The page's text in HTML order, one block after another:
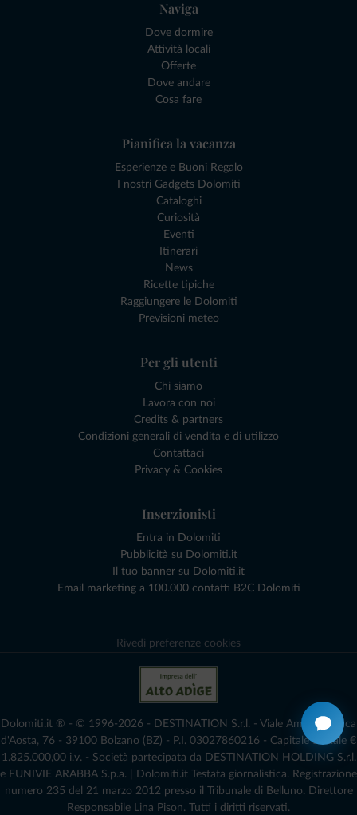
Naviga
Dove dormire
Attività locali
Offerte
Dove andare
Cosa fare
Pianifica la vacanza
Esperienze e Buoni Regalo
I nostri Gadgets Dolomiti
Cataloghi
Curiosità
Eventi
Itinerari
News
Ricette tipiche
Raggiungere le Dolomiti
Previsioni meteo
Per gli utenti
Chi siamo
Lavora con noi
Credits & partners
Condizioni generali di vendita e di utilizzo
Contattaci
Privacy & Cookies
Inserzionisti
Entra in Dolomiti
Pubblicità su Dolomiti.it
Il tuo banner su Dolomiti.it
Email marketing a 100.000 contatti B2C Dolomiti
Rivedi preferenze cookies
Dolomiti.it ® - © 1996-2026 - DESTINATION S.r.l. - Viale Amedeo Duca
d'Aosta, 76 - 39100 Bolzano (BZ) - P.I. 03027860216 - Capitale Sociale €
1.825.000,00 i.v. - Società partecipata da DESTINATION HOLDING S.r.l.
e FUNIVIE ARABBA S.p.a. | Dolomiti.it Testata giornalistica. Registrazione
numero 235 del 21 marzo 2012 presso il Tribunale di Belluno.­ Direttore
Responsabile Lina Pison. Tutti i diritti riservati.